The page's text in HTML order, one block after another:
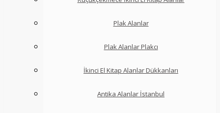
Plak Alanlar
Plak Alanlar Plakcı
İkinci El Kitap Alanlar Dükkanları
Antika Alanlar İstanbul